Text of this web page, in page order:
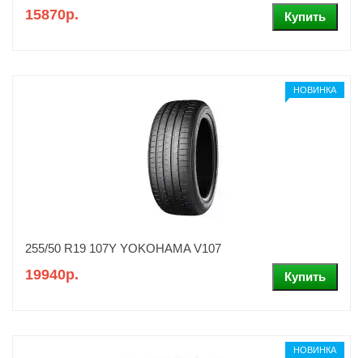
15870р.
НОВИНКА
255/50 R19 107Y YOKOHAMA V107
19940р.
НОВИНКА